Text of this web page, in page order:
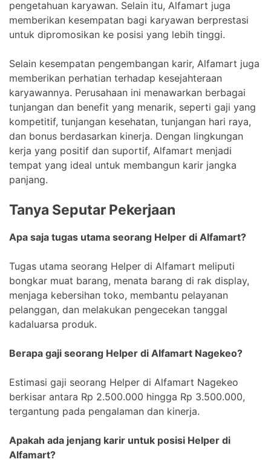
pengetahuan karyawan. Selain itu, Alfamart juga
memberikan kesempatan bagi karyawan berprestasi
untuk dipromosikan ke posisi yang lebih tinggi.
Selain kesempatan pengembangan karir, Alfamart juga
memberikan perhatian terhadap kesejahteraan
karyawannya. Perusahaan ini menawarkan berbagai
tunjangan dan benefit yang menarik, seperti gaji yang
kompetitif, tunjangan kesehatan, tunjangan hari raya,
dan bonus berdasarkan kinerja. Dengan lingkungan
kerja yang positif dan suportif, Alfamart menjadi
tempat yang ideal untuk membangun karir jangka
panjang.
Tanya Seputar Pekerjaan
Apa saja tugas utama seorang Helper di Alfamart?
Tugas utama seorang Helper di Alfamart meliputi
bongkar muat barang, menata barang di rak display,
menjaga kebersihan toko, membantu pelayanan
pelanggan, dan melakukan pengecekan tanggal
kadaluarsa produk.
Berapa gaji seorang Helper di Alfamart Nagekeo?
Estimasi gaji seorang Helper di Alfamart Nagekeo
berkisar antara Rp 2.500.000 hingga Rp 3.500.000,
tergantung pada pengalaman dan kinerja.
Apakah ada jenjang karir untuk posisi Helper di
Alfamart?